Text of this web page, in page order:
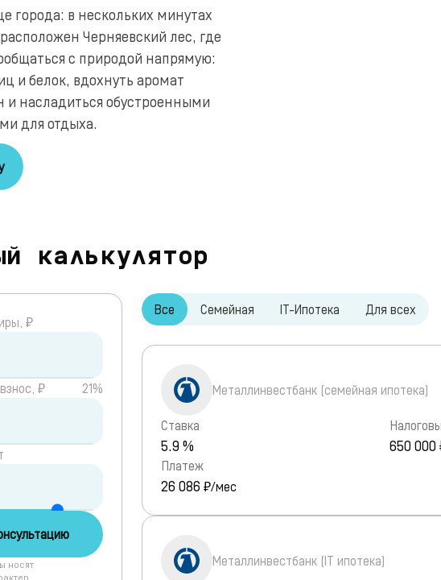
города: в нескольких минутах
Черняевский лес, где
с природой напрямую:
и белок, вдохнуть аромат
и насладиться обустроенными
для отдыха.
калькулятор
₽
₽ 21%
носят
Все Семейная IT-Ипотека Для всех
Металлинвестбанк (семейная ипотека)
Ставка
5.9 % 650 000
Платеж
26 086 ₽/мес
Металлинвестбанк (IT ипотека)